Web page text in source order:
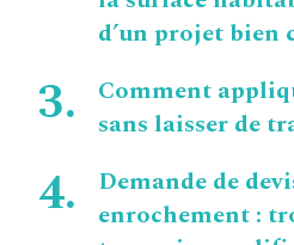
d’un projet bien
Comment
sans laisser de
Demande de
enrochement :